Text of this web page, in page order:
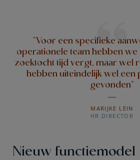
"Voor een specifieke
operationele team hebben we
zoektocht tijd vergt, maar wel
hebben uiteindelijk wel een
gevonden"
MARIJKE LEIN
HR DIRECTOR
Nieuw functiemodel